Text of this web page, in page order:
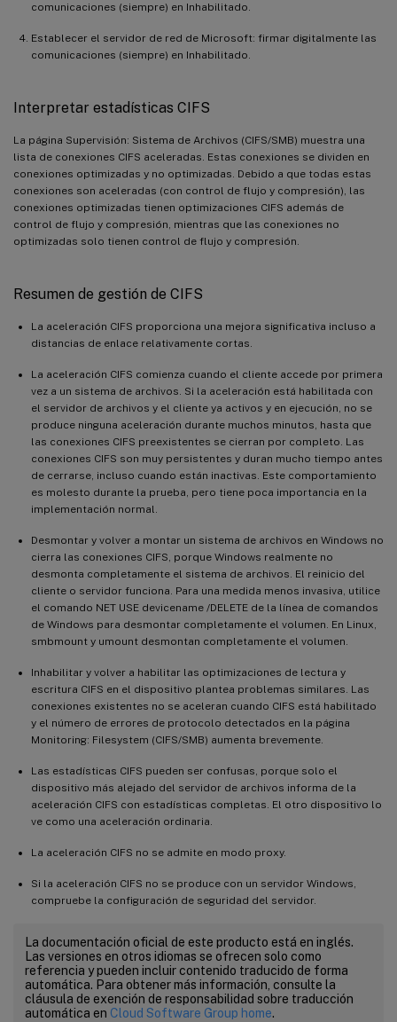
comunicaciones (siempre) en Inhabilitado.
Establecer el servidor de red de Microsoft: firmar digitalmente las
comunicaciones (siempre) en Inhabilitado.
Interpretar estadísticas CIFS
La página Supervisión: Sistema de Archivos (CIFS/SMB) muestra una
lista de conexiones CIFS aceleradas. Estas conexiones se dividen en
conexiones optimizadas y no optimizadas. Debido a que todas estas
conexiones son aceleradas (con control de flujo y compresión), las
conexiones optimizadas tienen optimizaciones CIFS además de
control de flujo y compresión, mientras que las conexiones no
optimizadas solo tienen control de flujo y compresión.
Resumen de gestión de CIFS
La aceleración CIFS proporciona una mejora significativa incluso a
distancias de enlace relativamente cortas.
La aceleración CIFS comienza cuando el cliente accede por primera
vez a un sistema de archivos. Si la aceleración está habilitada con
el servidor de archivos y el cliente ya activos y en ejecución, no se
produce ninguna aceleración durante muchos minutos, hasta que
las conexiones CIFS preexistentes se cierran por completo. Las
conexiones CIFS son muy persistentes y duran mucho tiempo antes
de cerrarse, incluso cuando están inactivas. Este comportamiento
es molesto durante la prueba, pero tiene poca importancia en la
implementación normal.
Desmontar y volver a montar un sistema de archivos en Windows no
cierra las conexiones CIFS, porque Windows realmente no
desmonta completamente el sistema de archivos. El reinicio del
cliente o servidor funciona. Para una medida menos invasiva, utilice
el comando NET USE devicename /DELETE de la línea de comandos
de Windows para desmontar completamente el volumen. En Linux,
smbmount y umount desmontan completamente el volumen.
Inhabilitar y volver a habilitar las optimizaciones de lectura y
escritura CIFS en el dispositivo plantea problemas similares. Las
conexiones existentes no se aceleran cuando CIFS está habilitado
y el número de errores de protocolo detectados en la página
Monitoring: Filesystem (CIFS/SMB) aumenta brevemente.
Las estadísticas CIFS pueden ser confusas, porque solo el
dispositivo más alejado del servidor de archivos informa de la
aceleración CIFS con estadísticas completas. El otro dispositivo lo
ve como una aceleración ordinaria.
La aceleración CIFS no se admite en modo proxy.
Si la aceleración CIFS no se produce con un servidor Windows,
compruebe la configuración de seguridad del servidor.
La documentación oficial de este producto está en inglés.
Las versiones en otros idiomas se ofrecen solo como
referencia y pueden incluir contenido traducido de forma
automática. Para obtener más información, consulte la
cláusula de exención de responsabilidad sobre traducción
automática en Cloud Software Group home.